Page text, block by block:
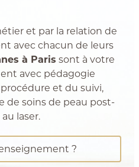
et par la relation de
avec chacun de leurs
à Paris sont à votre
avec pédagogie
et du suivi,
soins de peau post-
laser.
?